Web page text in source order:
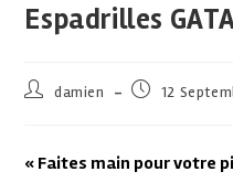
Espadrilles
damien 12
« Faites main pour votre